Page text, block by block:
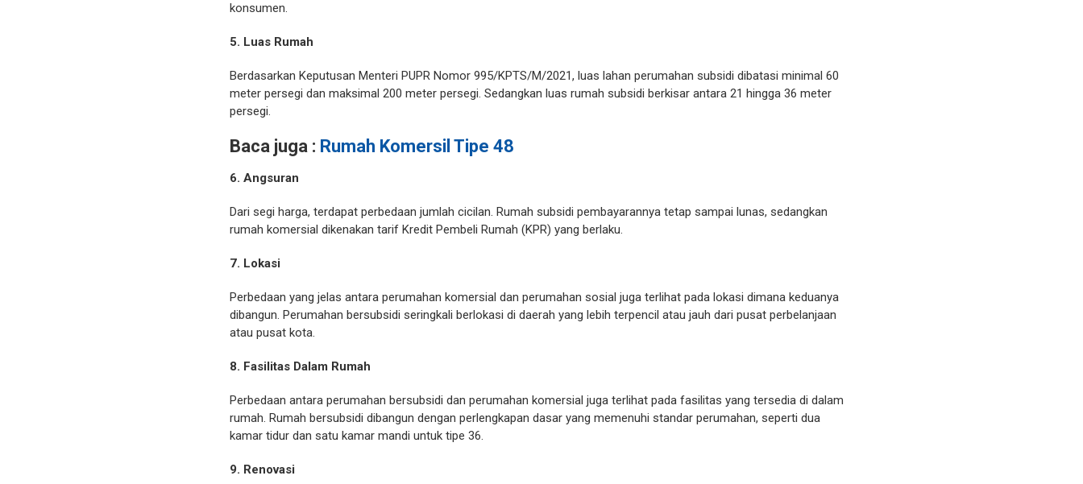
konsumen.
5. Luas Rumah
Berdasarkan Keputusan Menteri PUPR Nomor 995/KPTS/M/2021, luas lahan perumahan subsidi dibatasi minimal 60
meter persegi dan maksimal 200 meter persegi. Sedangkan luas rumah subsidi berkisar antara 21 hingga 36 meter
persegi.
Baca juga : Rumah Komersil Tipe 48
6. Angsuran
Dari segi harga, terdapat perbedaan jumlah cicilan. Rumah subsidi pembayarannya tetap sampai lunas, sedangkan
rumah komersial dikenakan tarif Kredit Pembeli Rumah (KPR) yang berlaku.
7. Lokasi
Perbedaan yang jelas antara perumahan komersial dan perumahan sosial juga terlihat pada lokasi dimana keduanya
dibangun. Perumahan bersubsidi seringkali berlokasi di daerah yang lebih terpencil atau jauh dari pusat perbelanjaan
atau pusat kota.
8. Fasilitas Dalam Rumah
Perbedaan antara perumahan bersubsidi dan perumahan komersial juga terlihat pada fasilitas yang tersedia di dalam
rumah. Rumah bersubsidi dibangun dengan perlengkapan dasar yang memenuhi standar perumahan, seperti dua
kamar tidur dan satu kamar mandi untuk tipe 36.
9. Renovasi